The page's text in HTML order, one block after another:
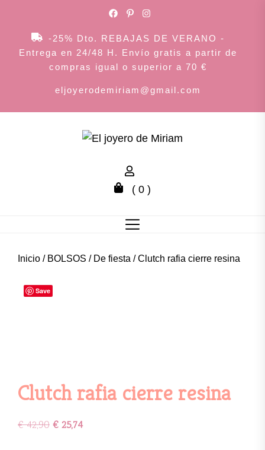
content
-25% Dto. REBAJAS DE VERANO -
Entrega en 24/48 H. Envío gratis a partir de
compras igual o superior a 70 €
eljoyerodemiriam@gmail.com
joyero
de
( 0 )
Inicio / BOLSOS / De fiesta / Clutch rafia cierre resina
Save
Clutch rafia cierre resina
€42,90€25,74